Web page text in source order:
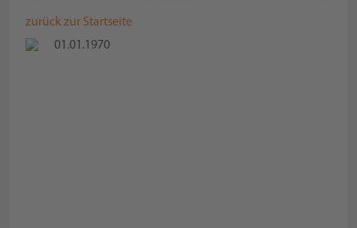
zurück zur Startseite
01.01.1970